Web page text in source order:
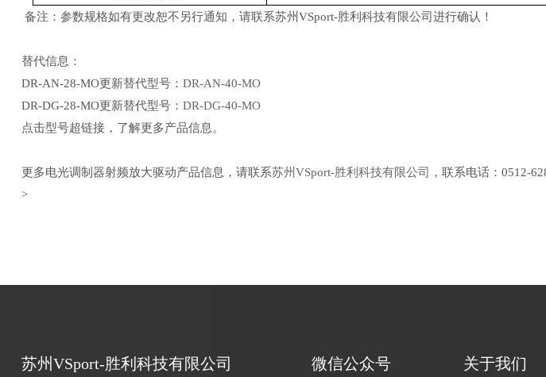
备注：参数规格如有更改恕不另行通知，请联系苏州VSport-胜利科技有限公司进行确认！
替代信息：
DR-AN-28-MO更新替代型号： DR-AN-40-MO
DR-DG-28-MO更新替代型号： DR-DG-40-MO
点击型号超链接，了解更多产品信息。
更多电光调制器射频放大驱动产品信息，请联系苏州VSport-胜利科技有限公司 ，联系电话：0512-
>
苏州VSport-胜利科技有限公司 微信公众号 关于我们